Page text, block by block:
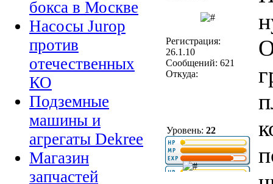
бокса в Москве
Насосы Jurop
против
отечественных
КО
Подземные
машины и
агрегаты Dekree
Магазин
запчастей
Регистрация:
26.1.10
Сообщений: 621
Откуда:
Уровень: 22